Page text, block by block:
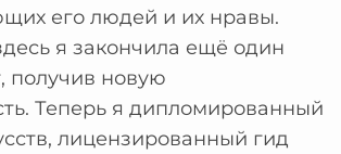
его людей и их нравы.
я закончила ещё один
получив новую
Теперь я дипломированный
лицензированный гид